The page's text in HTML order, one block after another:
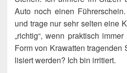
Auto noch einen
und tra­ge nur sehr sel­ten eine
„rich­tig“, wenn prak­tisch
Form von Kra­wat­ten
li­siert wer­den? Ich bin irritiert.